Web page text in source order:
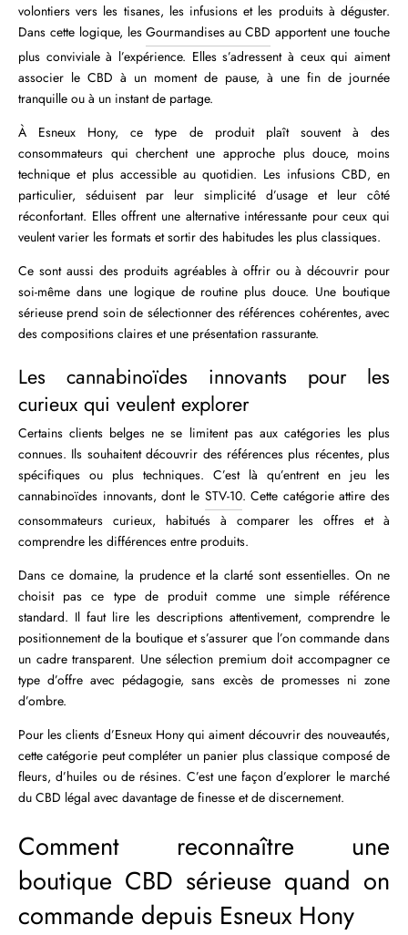
volontiers vers les tisanes, les infusions et les produits à déguster.
Dans cette logique, lesGourmandises au CBD apportent une touche
plus conviviale à l’expérience. Elles s’adressent à ceux qui aiment
associer le CBD à un moment de pause, à une fin de journée
tranquille ou à un instant de partage.
À Esneux Hony, ce type de produit plaît souvent à des
consommateurs qui cherchent une approche plus douce, moins
technique et plus accessible au quotidien. Les infusions CBD, en
particulier, séduisent par leur simplicité d’usage et leur côté
réconfortant. Elles offrent une alternative intéressante pour ceux qui
veulent varier les formats et sortir des habitudes les plus classiques.
Ce sont aussi des produits agréables à offrir ou à découvrir pour
soi-même dans une logique de routine plus douce. Une boutique
sérieuse prend soin de sélectionner des références cohérentes, avec
des compositions claires et une présentation rassurante.
Les cannabinoïdes innovants pour les
curieux qui veulent explorer
Certains clients belges ne se limitent pas aux catégories les plus
connues. Ils souhaitent découvrir des références plus récentes, plus
spécifiques ou plus techniques. C’est là qu’entrent en jeu les
cannabinoïdes innovants, dont le STV-10. Cette catégorie attire des
consommateurs curieux, habitués à comparer les offres et à
comprendre les différences entre produits.
Dans ce domaine, la prudence et la clarté sont essentielles. On ne
choisit pas ce type de produit comme une simple référence
standard. Il faut lire les descriptions attentivement, comprendre le
positionnement de la boutique et s’assurer que l’on commande dans
un cadre transparent. Une sélection premium doit accompagner ce
type d’offre avec pédagogie, sans excès de promesses ni zone
d’ombre.
Pour les clients d’Esneux Hony qui aiment découvrir des nouveautés,
cette catégorie peut compléter un panier plus classique composé de
fleurs, d’huiles ou de résines. C’est une façon d’explorer le marché
du CBD légal avec davantage de finesse et de discernement.
Comment reconnaître une
boutique CBD sérieuse quand on
commande depuis Esneux Hony